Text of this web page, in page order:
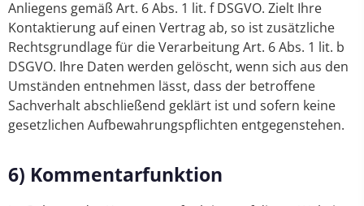
Anliegens gemäß Art. 6 Abs. 1 lit. f DSGVO. Zielt Ihre
Kontaktierung auf einen Vertrag ab, so ist zusätzliche
Rechtsgrundlage für die Verarbeitung Art. 6 Abs. 1 lit. b
DSGVO. Ihre Daten werden gelöscht, wenn sich aus den
Umständen entnehmen lässt, dass der betroffene
Sachverhalt abschließend geklärt ist und sofern keine
gesetzlichen Aufbewahrungspflichten entgegenstehen.
6) Kommentarfunktion